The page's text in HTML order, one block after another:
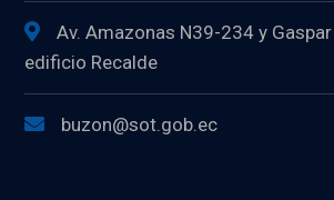
Av. Amazonas N39-234 y
edificio Recalde
buzon@sot.gob.ec